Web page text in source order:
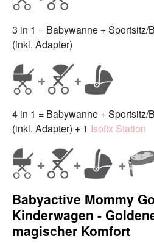
3 in 1 = Babywanne + Sportsitz/
(inkl. Adapter)
4 in 1 = Babywanne + Sportsitz/
(inkl. Adapter) + 1 Isofix Station
Babyactive Mommy
Kinderwagen -
magischer Komfort